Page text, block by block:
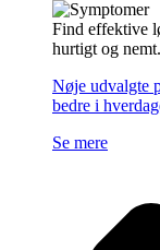
Find effektive
hurtigt og nemt.
Nøje udvalgte
bedre i
Se mere